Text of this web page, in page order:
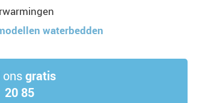
waterbedden
onsgratis
20 85